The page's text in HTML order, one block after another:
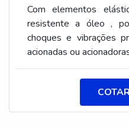
Com elementos
resistente a óleo ,
choques e vibrações
acionadas ou
simples, os
permitem uma
manutenção e baixo